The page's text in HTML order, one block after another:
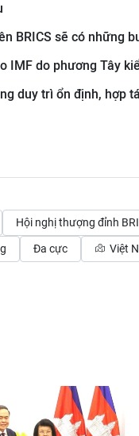
BRICS sẽ có những
IMF do phương Tây
duy trì ổn định, hợp
Hội nghị thượng đỉnh
Đa cực Việt